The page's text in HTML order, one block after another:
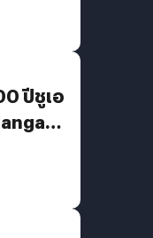
ปีชูเอ